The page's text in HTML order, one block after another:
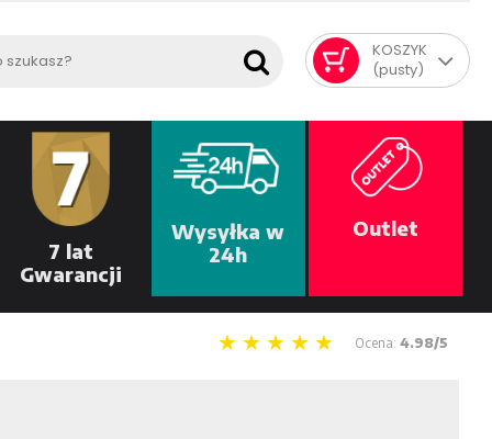
KOSZYK
(pusty)
7 lat
Gwarancji
Wysyłka w
24h
Outlet
Ocena: 4.98/5